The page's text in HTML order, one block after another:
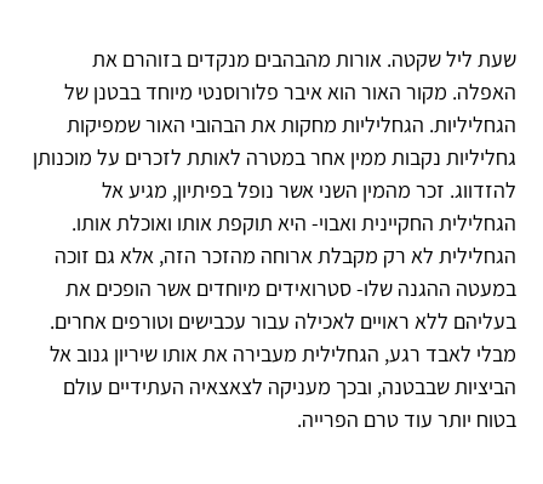
שעת ליל שקטה. אורות מהבהבים מנקדים בזוהרם את
האפלה. מקור האור הוא איבר פלורוסנטי מיוחד בבטנן של
הגחליליות. הגחליליות מחקות את הבהובי האור שמפיקות
גחליליות נקבות ממין אחר במטרה לאותת לזכרים על מוכנותן
להזדווג. זכר מהמין השני אשר נופל בפיתיון, מגיע אל
הגחלילית החקיינית ואבוי- היא תוקפת אותו ואוכלת אותו.
הגחלילית לא רק מקבלת ארוחה מהזכר הזה, אלא גם זוכה
במעטה ההגנה שלו- סטרואידים מיוחדים אשר הופכים את
בעליהם ללא ראויים לאכילה עבור עכבישים וטורפים אחרים.
מבלי לאבד רגע, הגחלילית מעבירה את אותו שיריון גנוב אל
הביציות שבבטנה, ובכך מעניקה לצאצאיה העתידיים עולם
בטוח יותר עוד טרם הפרייה.